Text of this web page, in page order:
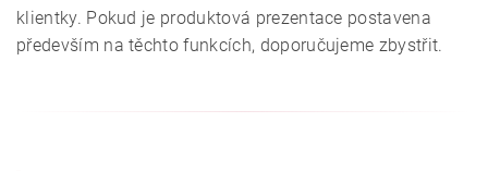
klientky. Pokud je produktová prezentace postavena
především na těchto funkcích, doporučujeme zbystřit.